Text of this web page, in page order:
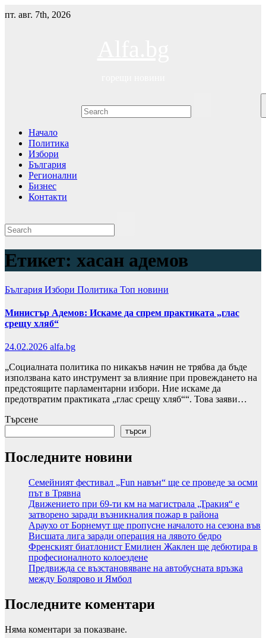
to
пт. авг. 7th, 2026
Начало
Политика
Избори
България
Регионални
Бизнес
Контакти
Етикет: хасан адемов
България Избори Политика Топ новини
Министър Адемов: Искаме да спрем практиката „глас
срещу хляб“
24.02.2026 alfa.bg
„Социалната политика по никакъв начин не трябва да бъде
използвана като инструмент за влияние при провеждането на
предстоящите парламентарни избори. Ние искаме да
предотвратим практиката „глас срещу хляб““. Това заяви…
Търсене
търси
Последните новини
Семейният фестивал „Fun навън“ ще се проведе за осми
път в Трявна
Движението при 69-ти км на магистрала „Тракия“ е
затворено заради възникналия пожар в района
Араухо от Борнемут ще пропусне началото на сезона във
Висшата лига заради операция на лявото бедро
Френският биатлонист Емилиен Жаклен ще дебютира в
професионалното колоездене
Предвижда се възстановяване на автобусната връзка
между Болярово и Ямбол
Последните коментари
Няма коментари за показване.